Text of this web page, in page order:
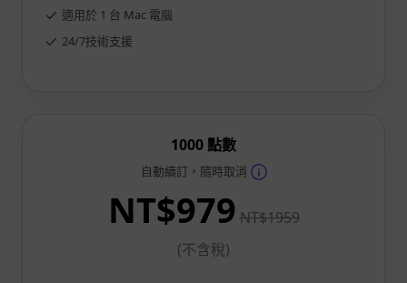
適用於 1 台 Mac 電腦
24/7技術支援
1000 點數
自動續訂，隨時取消
NT$979 NT$1959
(不含稅)